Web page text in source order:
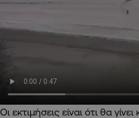
Οι εκτιμήσεις είναι ότι θα